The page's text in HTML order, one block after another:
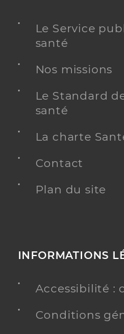
Le Service
santé
Nos missions
Le Standard
santé
La charte
Contact
Plan du site
INFORMATIONS
Accessibilité :
Conditions